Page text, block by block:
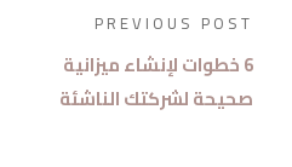
PREVIOUS POST
6 خطوات لإنشاء ميزانية
صحيحة لشركتك الناشئة